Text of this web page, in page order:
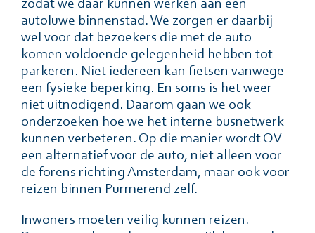
zodat we daar kunnen werken aan een
autoluwe binnenstad. We zorgen er daarbij
wel voor dat bezoekers die met de auto
komen voldoende gelegenheid hebben tot
parkeren. Niet iedereen kan fietsen vanwege
een fysieke beperking. En soms is het weer
niet uitnodigend. Daarom gaan we ook
onderzoeken hoe we het interne busnetwerk
kunnen verbeteren. Op die manier wordt OV
een alternatief voor de auto, niet alleen voor
de forens richting Amsterdam, maar ook voor
reizen binnen Purmerend zelf.
Inwoners moeten veilig kunnen reizen.